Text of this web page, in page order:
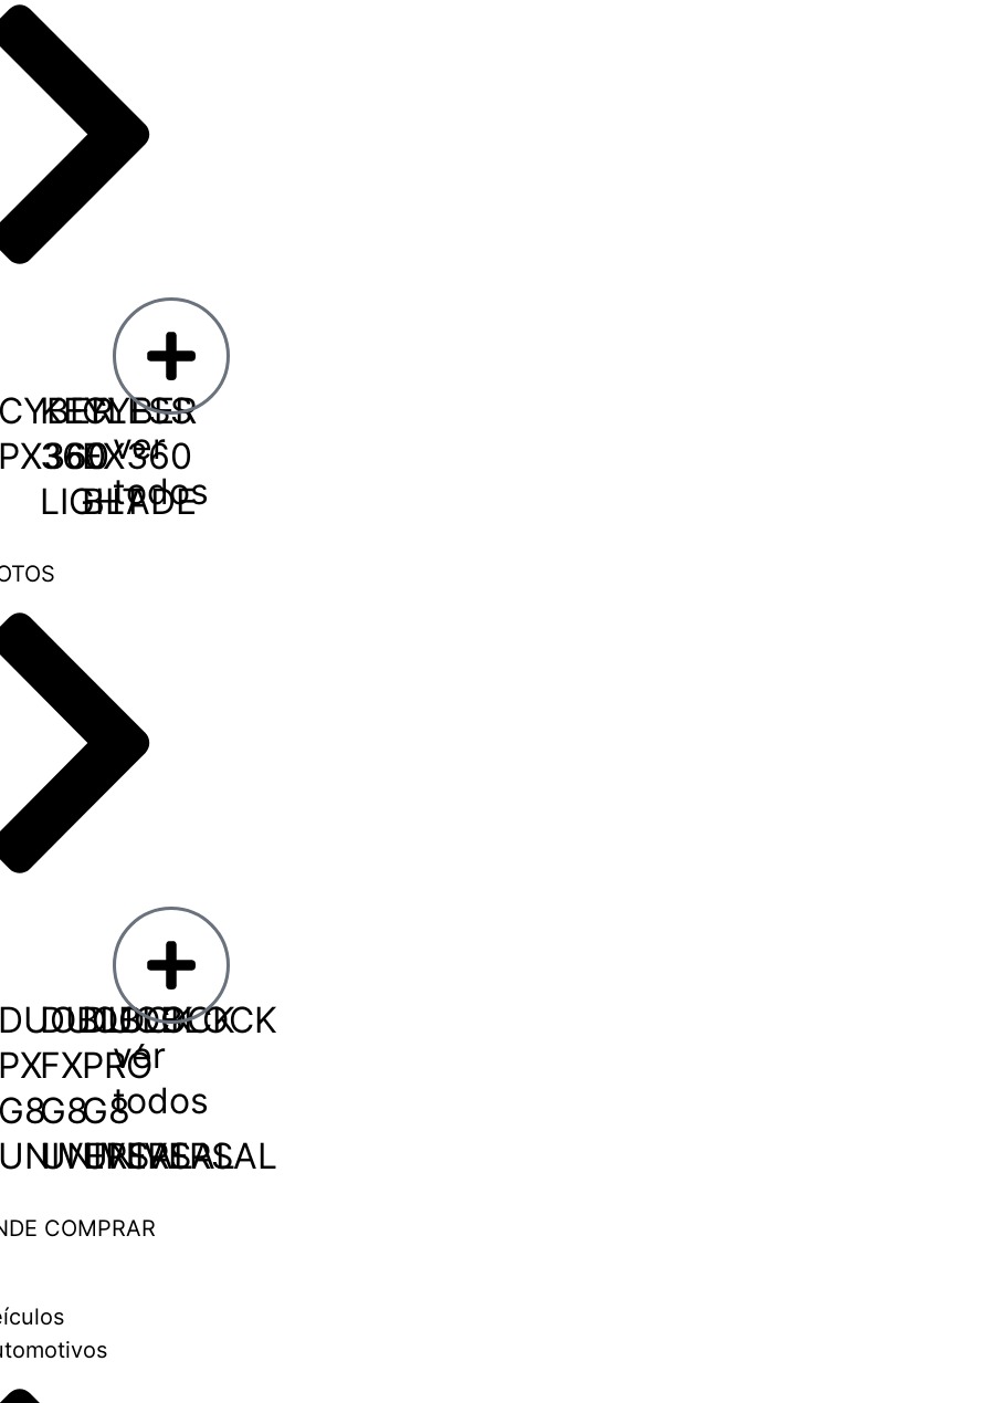
KEYLESS
360
LIGHT
CYBER
EX360
BLADE
ver
todos
DUOBLOCK
FX
G8
UNIVERSAL
DUOBLOCK
PRÓ
G8
UNIVERSAL
ver
todos
COMPRAR